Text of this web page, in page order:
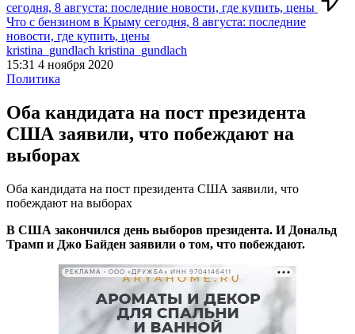
сегодня, 8 августа: последние новости, где купить, цены
Что с бензином в Крыму сегодня, 8 августа: последние
новости, где купить, цены
kristina_gundlach kristina_gundlach
15:31 4 ноября 2020
Политика
Оба кандидата на пост президента
США заявили, что побеждают на
выборах
Оба кандидата на пост президента США заявили, что
побеждают на выборах
В США закончился день выборов президента. И Дональд
Трамп и Джо Байден заявили о том, что побеждают.
РЕКЛАМА • ООО «ДРУЖБА» ИНН 9704146411